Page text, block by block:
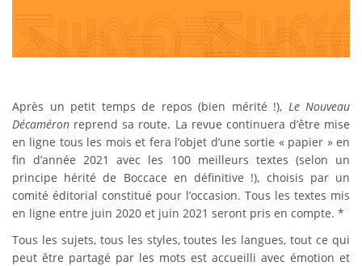
Après un petit temps de repos (bien mérité !), Le Nouveau
Décaméron reprend sa route. La revue continuera d’être mise
en ligne tous les mois et fera l’objet d’une sortie « papier » en
fin d’année 2021 avec les 100 meilleurs textes (selon un
principe hérité de Boccace en définitive !), choisis par un
comité éditorial constitué pour l’occasion. Tous les textes mis
en ligne entre juin 2020 et juin 2021 seront pris en compte. *
Tous les sujets, tous les styles, toutes les langues, tout ce qui
peut être partagé par les mots est accueilli avec émotion et